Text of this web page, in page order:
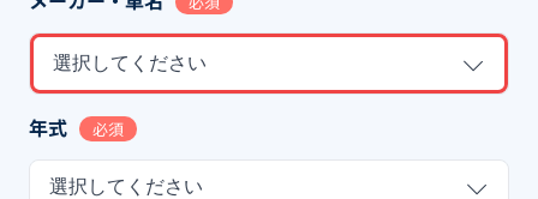
選択してください
年式 必須
選択してください